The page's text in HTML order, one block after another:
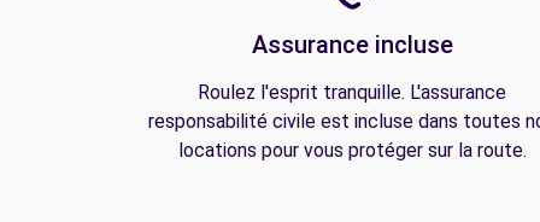
Assurance incluse
Roulez l'esprit tranquille. L'assurance
responsabilité civile est incluse dans toutes
locations pour vous protéger sur la route.